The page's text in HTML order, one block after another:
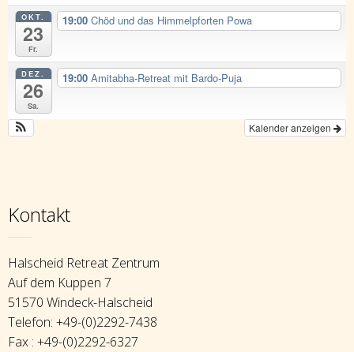
OKT.
23
Fr.
19:00 Chöd und das Himmelpforten Powa
DEZ.
26
Sa.
19:00 Amitabha-Retreat mit Bardo-Puja
Kalender anzeigen
Kontakt
Halscheid Retreat Zentrum
Auf dem Kuppen 7
51570 Windeck-Halscheid
Telefon: +49-(0)2292-7438
Fax : +49-(0)2292-6327